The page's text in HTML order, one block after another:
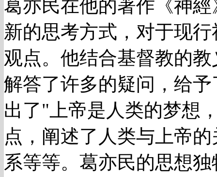
葛亦民在他的著作《神
新的思考方式，对于现
观点。他结合基督教的
解答了许多的疑问，给
出了"上帝是人类的梦想
点，阐述了人类与上帝
系等等。葛亦民的思想